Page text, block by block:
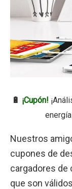
🔋 ¡Cupón!
Nuestros
cupones de
cargadores de
que son